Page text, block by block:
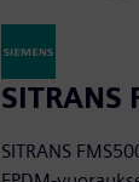
SITRANS
SITRANS